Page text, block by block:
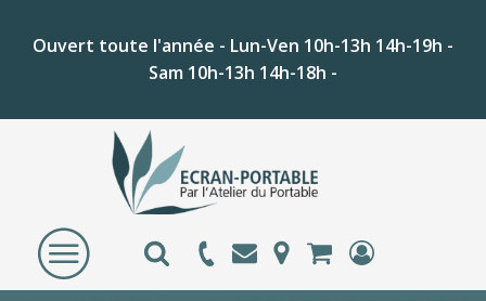
Ouvert toute l'année - Lun-Ven 10h-13h 14h-19h -
Sam 10h-13h 14h-18h -